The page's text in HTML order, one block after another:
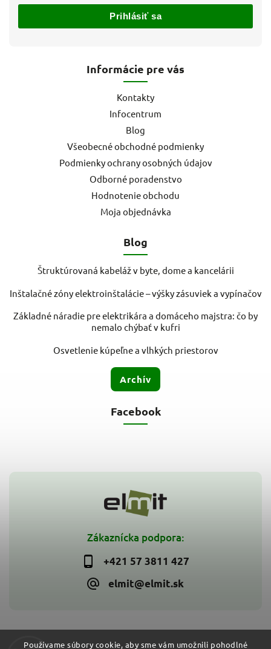
Používame súbory cookie, aby sme vám umožnili pohodlné
Zákaznícka podpora:
+421 57 3811 427
elmit@elmit.sk
Informácie pre vás
Kontakty
Infocentrum
Blog
Všeobecné obchodné podmienky
Podmienky ochrany osobných údajov
Odborné poradenstvo
Hodnotenie obchodu
Moja objednávka
Blog
Štruktúrovaná kabeláž v byte, dome a kancelárii
Inštalačné zóny elektroinštalácie – výšky zásuviek a vypínačov
Základné náradie pre elektrikára a domáceho majstra: čo by
nemalo chýbať v kufri
Osvetlenie kúpeľne a vlhkých priestorov
Archív
Prihlásiť sa
Facebook